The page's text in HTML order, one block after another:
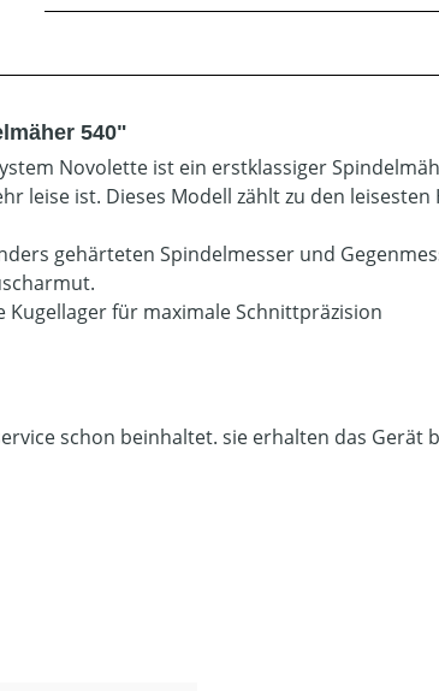
540"
Novolette ist ein erstklassiger
leise ist. Dieses Modell zählt zu den
gehärteten Spindelmesser und
für maximale Schnittpräzision
schon beinhaltet. sie erhalten das Gerät